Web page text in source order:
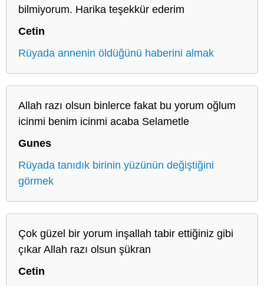
bilmiyorum. Harika teşekkür ederim
Cetin
Rüyada annenin öldüğünü haberini almak
Allah razı olsun binlerce fakat bu yorum oğlum
icinmi benim icinmi acaba Selametle
Gunes
Rüyada tanıdık birinin yüzünün değiştiğini
görmek
Çok güzel bir yorum inşallah tabir ettiğiniz gibi
çıkar Allah razı olsun şükran
Cetin